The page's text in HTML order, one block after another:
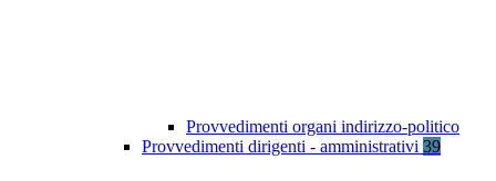
Provvedimenti organi indirizzo-politico
Provvedimenti dirigenti - amministrativi 39